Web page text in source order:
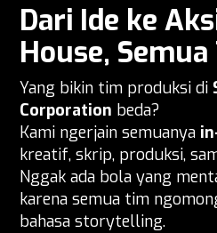
Dari Ide ke
House,
Yang bikin tim produksi di
Corporation beda?
Kami ngerjain semuanya
kreatif, skrip, produksi,
Nggak ada bola yang
karena semua tim
bahasa storytelling.